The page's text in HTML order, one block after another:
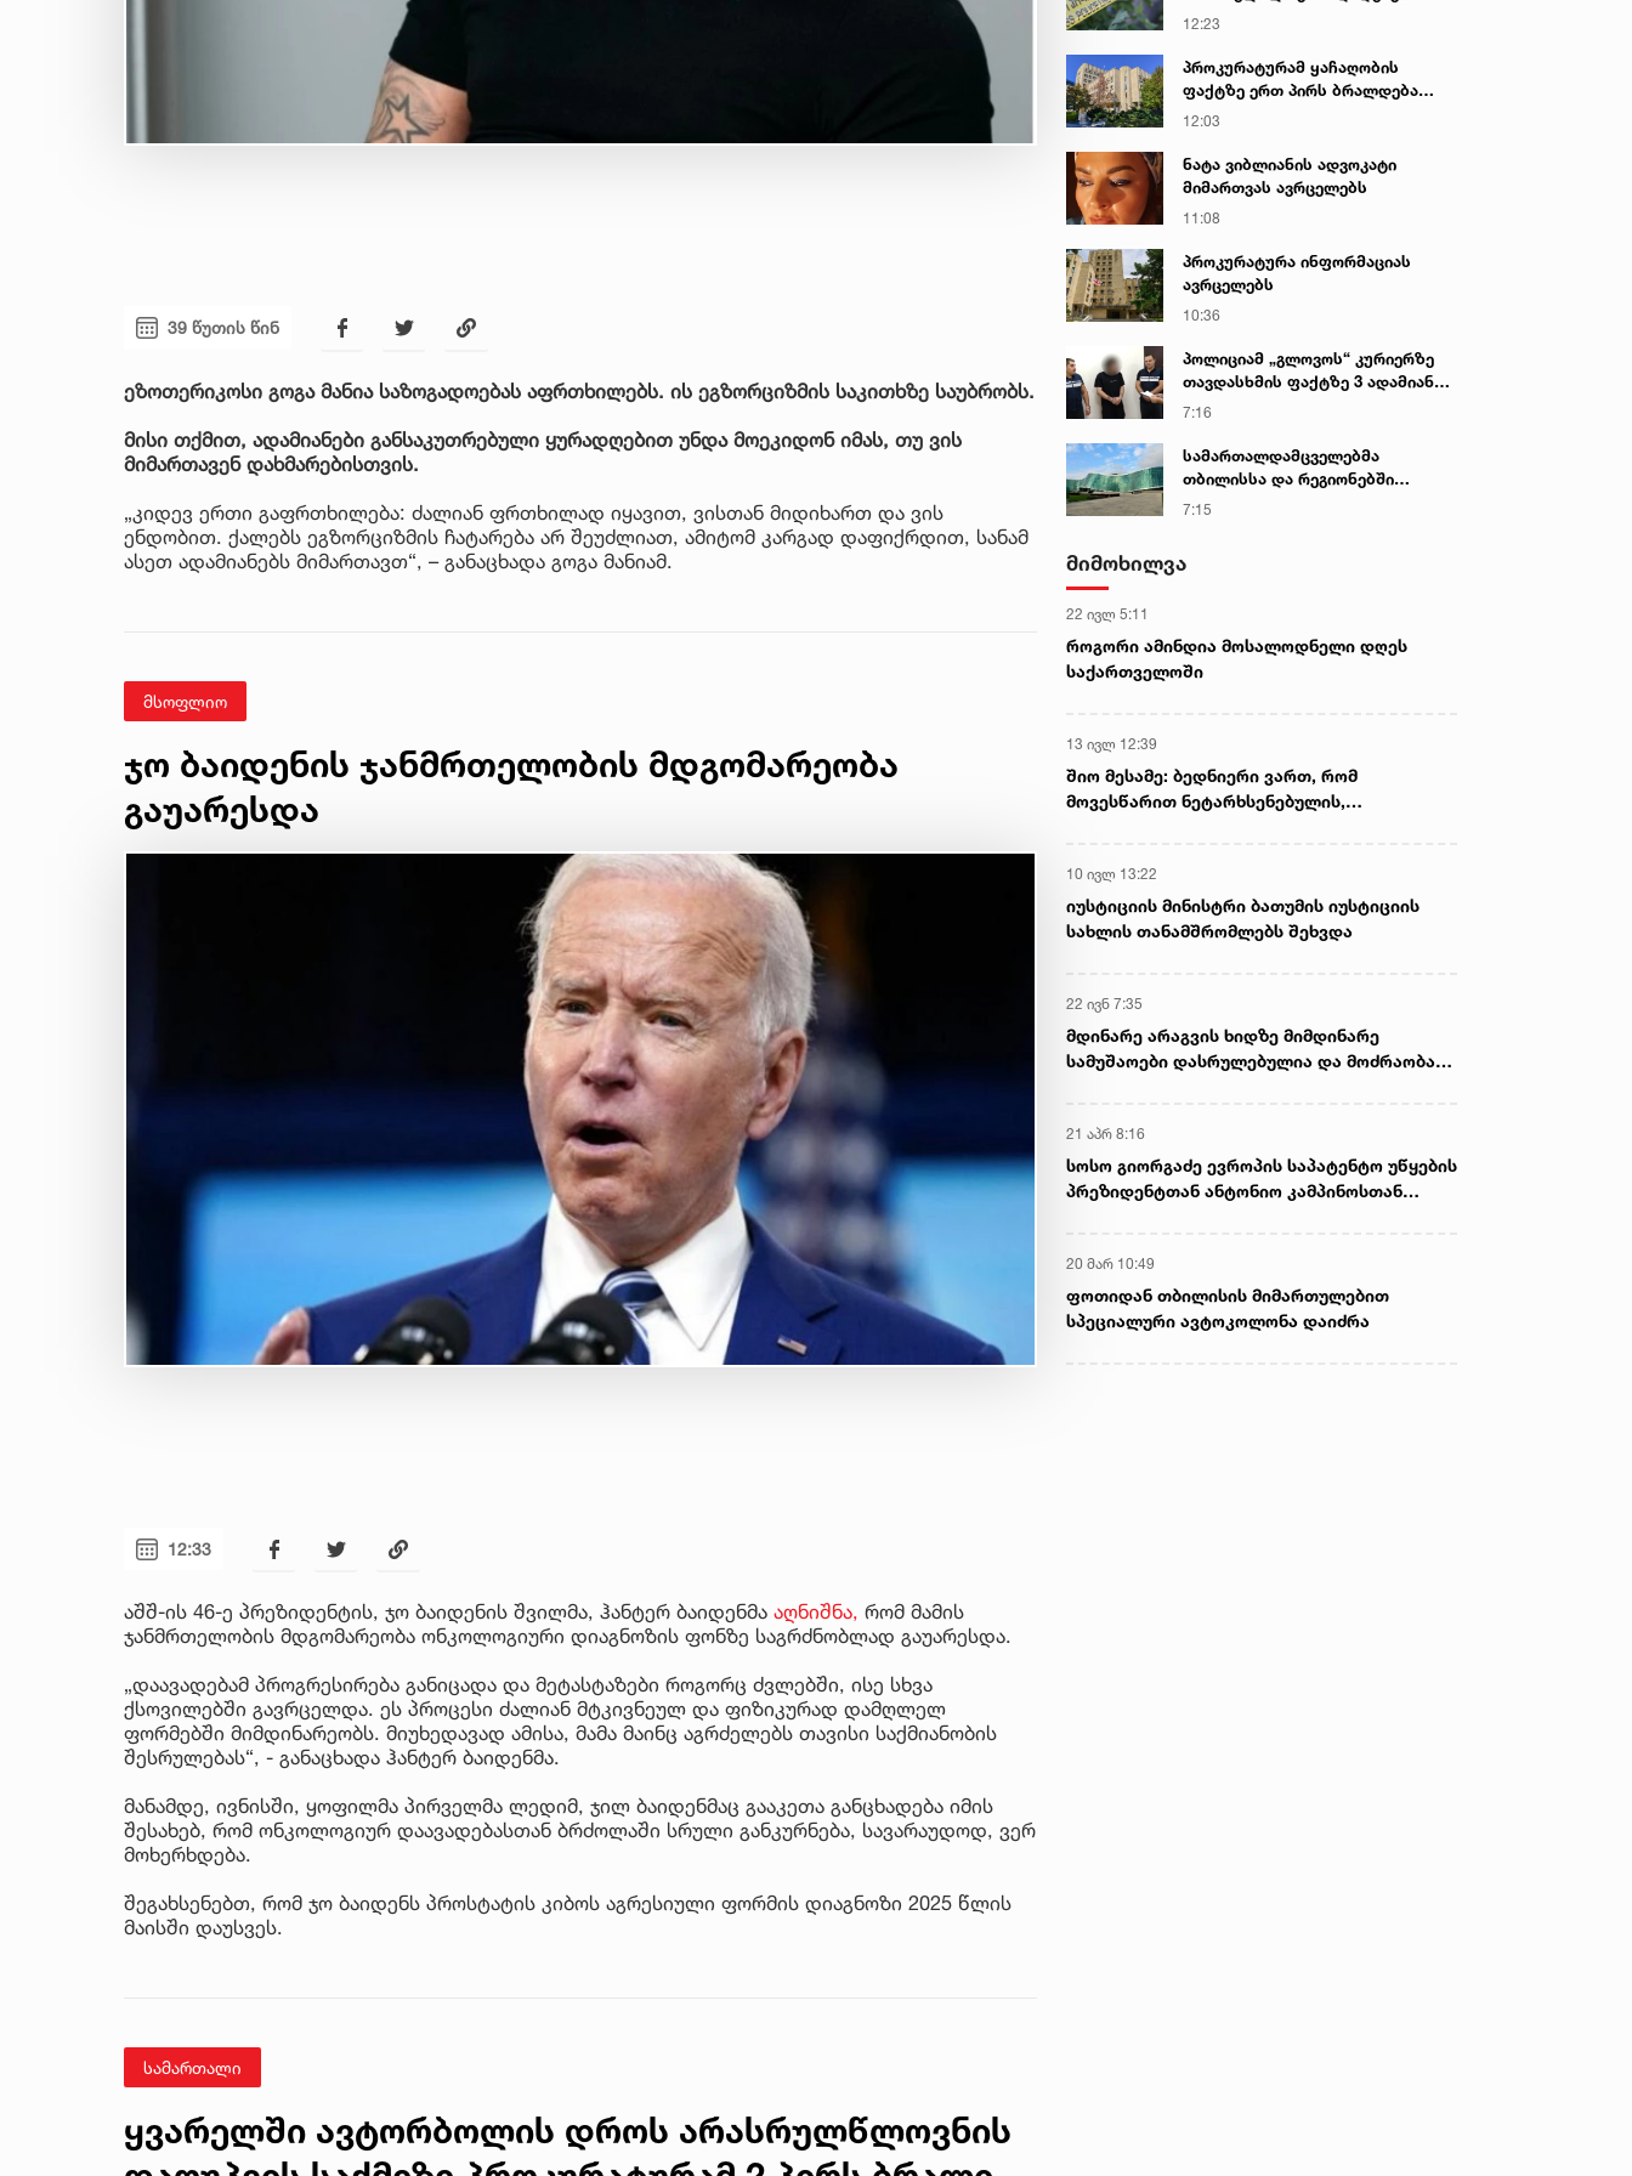
39 წუთის წინ
ეზოთერიკოსი გოგა მანია საზოგადოებას აფრთხილებს. ის ეგზორციზმის საკითხზე საუბრობს.
მისი თქმით, ადამიანები განსაკუთრებული ყურადღებით უნდა მოეკიდონ იმას, თუ ვის
მიმართავენ დახმარებისთვის.
„კიდევ ერთი გაფრთხილება: ძალიან ფრთხილად იყავით, ვისთან მიდიხართ და ვის
ენდობით. ქალებს ეგზორციზმის ჩატარება არ შეუძლიათ, ამიტომ კარგად დაფიქრდით, სანამ
ასეთ ადამიანებს მიმართავთ“, – განაცხადა გოგა მანიამ.
მსოფლიო
ჯო ბაიდენის ჯანმრთელობის მდგომარეობა
გაუარესდა
12:33
აშშ-ის 46-ე პრეზიდენტის, ჯო ბაიდენის შვილმა, ჰანტერ ბაიდენმა აღნიშნა, რომ მამის
ჯანმრთელობის მდგომარეობა ონკოლოგიური დიაგნოზის ფონზე საგრძნობლად გაუარესდა.
„დაავადებამ პროგრესირება განიცადა და მეტასტაზები როგორც ძვლებში, ისე სხვა
ქსოვილებში გავრცელდა. ეს პროცესი ძალიან მტკივნეულ და ფიზიკურად დამღლელ
ფორმებში მიმდინარეობს. მიუხედავად ამისა, მამა მაინც აგრძელებს თავისი საქმიანობის
შესრულებას“, - განაცხადა ჰანტერ ბაიდენმა.
მანამდე, ივნისში, ყოფილმა პირველმა ლედიმ, ჯილ ბაიდენმაც გააკეთა განცხადება იმის
შესახებ, რომ ონკოლოგიურ დაავადებასთან ბრძოლაში სრული განკურნება, სავარაუდოდ, ვერ
მოხერხდება.
შეგახსენებთ, რომ ჯო ბაიდენს პროსტატის კიბოს აგრესიული ფორმის დიაგნოზი 2025 წლის
მაისში დაუსვეს.
სამართალი
ყვარელში ავტორბოლის დროს არასრულწლოვნის
საქმეზე პროკურატურამ 2 პირს
დროისთვის ცნობილი
12:23
პროკურატურამ ყაჩაღობის
ფაქტზე ერთ პირს ბრალდება
წარუდგინა
12:03
ნატა ვიბლიანის ადვოკატი
მიმართვას ავრცელებს
11:08
პროკურატურა ინფორმაციას
ავრცელებს
10:36
პოლიციამ „გლოვოს“ კურიერზე
თავდასხმის ფაქტზე 3 ადამიანი
დააკავა
7:16
სამართალდამცველებმა
თბილისსა და რეგიონებში
უკანონო ცეცხლსასროლი
7:15
მიმოხილვა
22 ივლ 5:11
როგორი ამინდია მოსალოდნელი დღეს
საქართველოში
13 ივლ 12:39
შიო მესამე: ბედნიერი ვართ, რომ
მოვესწარით ნეტარხსენებულის,
10 ივლ 13:22
იუსტიციის მინისტრი ბათუმის იუსტიციის
სახლის თანამშრომლებს შეხვდა
22 ივნ 7:35
მდინარე არაგვის ხიდზე მიმდინარე
სამუშაოები დასრულებულია და მოძრაობა
21 აპრ 8:16
სოსო გიორგაძე ევროპის საპატენტო უწყების
პრეზიდენტთან ანტონიო კამპინოსთან
20 მარ 10:49
ფოთიდან თბილისის მიმართულებით
სპეციალური ავტოკოლონა დაიძრა